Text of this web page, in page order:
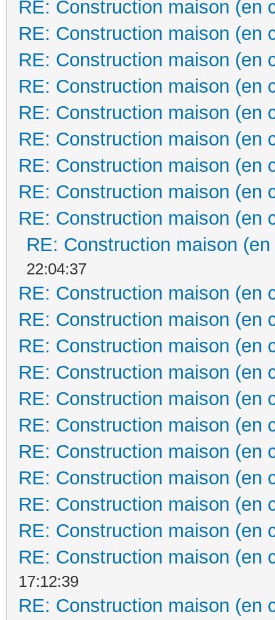
RE: Construction maison (en
RE: Construction maison (en
RE: Construction maison (en
RE: Construction maison (en
RE: Construction maison (en
RE: Construction maison (en
RE: Construction maison (en
RE: Construction maison (en
RE: Construction maison (en
RE: Construction maison
22:04:37
RE: Construction maison (en
RE: Construction maison (en
RE: Construction maison (en
RE: Construction maison (en
RE: Construction maison (en
RE: Construction maison (en
RE: Construction maison (en
RE: Construction maison (en
RE: Construction maison (en
RE: Construction maison (en
RE: Construction maison (en
17:12:39
RE: Construction maison (en